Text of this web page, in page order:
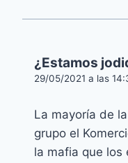
¿Estamos
29/05/2021 a las
La mayoría de
grupo el
la mafia que los